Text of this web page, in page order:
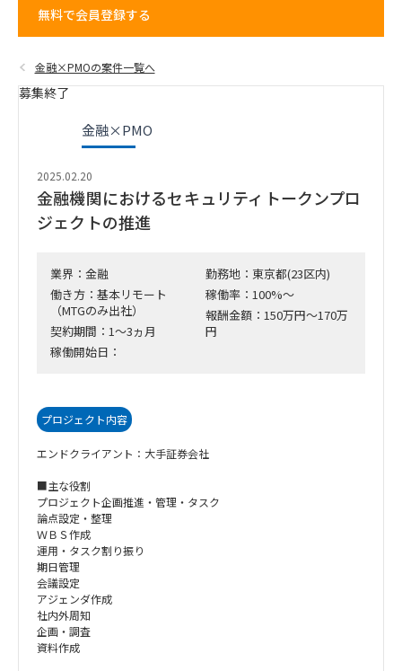
無料で会員登録する
金融×PMOの案件一覧へ
募集終了
金融×PMO
2025.02.20
金融機関におけるセキュリティトークンプロ
ジェクトの推進
業界：金融
働き方：基本リモート
（MTGのみ出社）
契約期間：1～3ヵ月
稼働開始日：
勤務地：東京都(23区内)
稼働率：100%～
報酬金額：150万円～170万
円
プロジェクト内容
エンドクライアント：大手証券会社
■主な役割
プロジェクト企画推進・管理・タスク
論点設定・整理
ＷＢＳ作成
運用・タスク割り振り
期日管理
会議設定
アジェンダ作成
社内外周知
企画・調査
資料作成